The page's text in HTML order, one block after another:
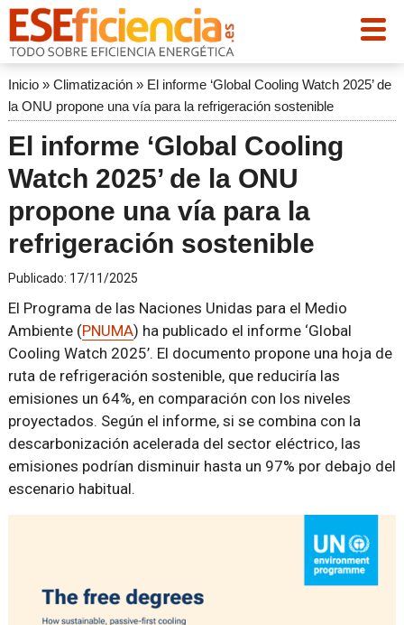
Inicio» Climatización» El informe ‘Global Cooling Watch 2025’ de
la ONU propone una vía para la refrigeración sostenible
El informe ‘Global Cooling
Watch 2025’ de la ONU
propone una vía para la
refrigeración sostenible
Publicado: 17/11/2025
El Programa de las Naciones Unidas para el Medio
Ambiente (PNUMA) ha publicado el informe ‘Global
Cooling Watch 2025’. El documento propone una hoja de
ruta de refrigeración sostenible, que reduciría las
emisiones un 64%, en comparación con los niveles
proyectados. Según el informe, si se combina con la
descarbonización acelerada del sector eléctrico, las
emisiones podrían disminuir hasta un 97% por debajo del
escenario habitual.